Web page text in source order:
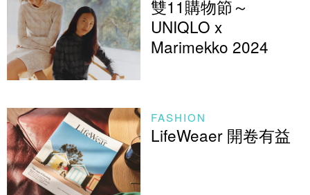
雙11購物節～
UNIQLO x
Marimekko 2024
FASHION
LifeWeaer 開卷有益